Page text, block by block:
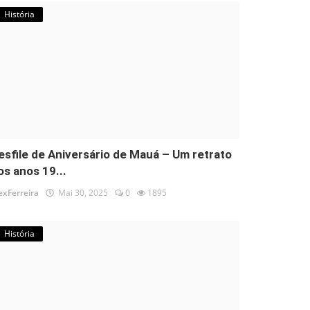
História
de Aniversário de Mauá – Um retrato
anos 19...
Mai 30, 2025 0 1895
História